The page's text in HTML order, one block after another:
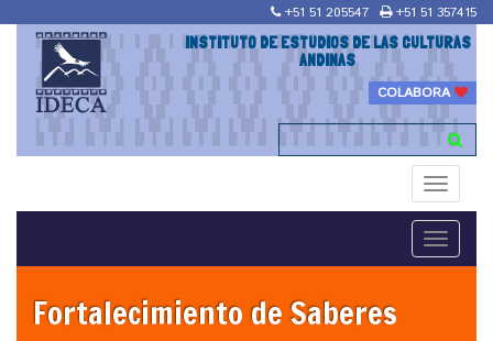
+51 51 205547 +51 51 357415
INSTITUTO DE ESTUDIOS DE LAS CULTURAS
ANDINAS
COLABORA
Toggle
Toggle
Fortalecimiento de Saberes